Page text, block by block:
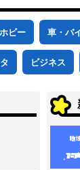
ホビー 車・バ
ビジネス